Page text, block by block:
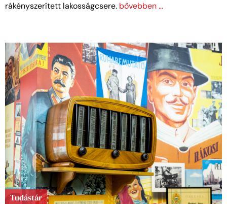
rákényszerített lakosságcsere. bővebben …
Tudástár